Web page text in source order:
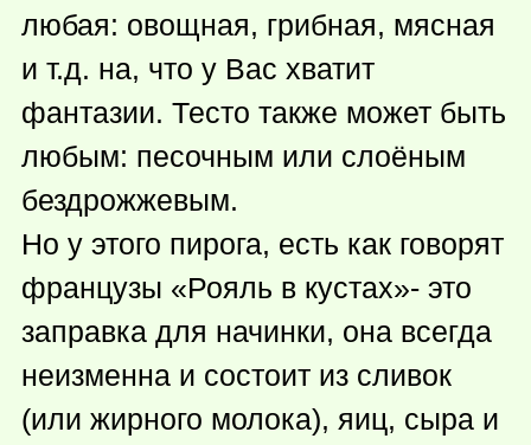
любая: овощная, грибная, мясная
и т.д. на, что у Вас хватит
фантазии. Тесто также может быть
любым: песочным или слоёным
бездрожжевым.
Но у этого пирога, есть как говорят
французы «Рояль в кустах»- это
заправка для начинки, она всегда
неизменна и состоит из сливок
(или жирного молока), яиц, сыра и